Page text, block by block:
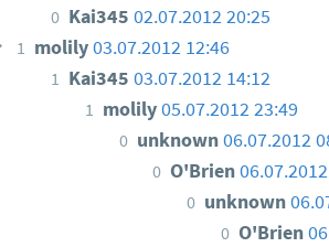
0 Kai345 02.07.2012 20:25
1 molily03.07.2012 12:46
1 Kai345 03.07.2012 14:12
1 molily05.07.2012 23:49
0 unknown06.07.2012
0 O'Brien
0 unknown
0 O'Brien